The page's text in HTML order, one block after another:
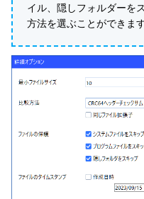
イル、隠しフォルダーを
方法を選ぶことができます